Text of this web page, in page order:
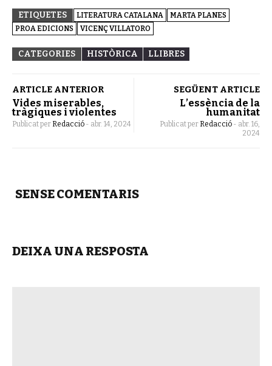
ETIQUETES LITERATURA CATALANA
MARTA PLANES
PROA EDICIONS
VICENÇ VILLATORO
CATEGORIES HISTÒRICA LLIBRES
ARTICLE ANTERIOR
Vides miserables,
tràgiques i violentes
Publicat per Redacció - abr. 14, 2024
SEGÜENT ARTICLE
L’essència de la
humanitat
Publicat per Redacció - abr. 16,
2024
SENSE COMENTARIS
DEIXA UNA RESPOSTA